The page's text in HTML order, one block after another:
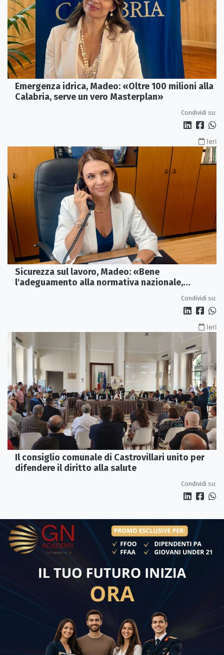
Emergenza idrica, Madeo: «Oltre 100 milioni alla
Calabria, serve un vero Masterplan»
Condividi su:
Ieri
Sicurezza sul lavoro, Madeo: «Bene
l'adeguamento alla normativa nazionale,
Condividi su:
Ieri
Il consiglio comunale di Castrovillari unito per
difendere il diritto alla salute
Condividi su: